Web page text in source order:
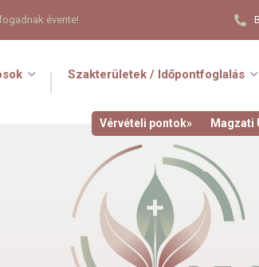
évente!
Szakterületek / Időpontfoglalás
Vérvételi pontok» Magzati